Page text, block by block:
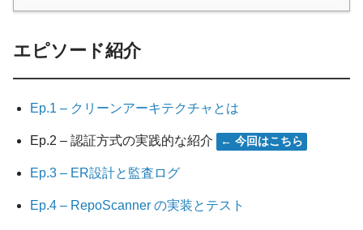
エピソード紹介
Ep.1 – クリーンアーキテクチャとは
Ep.2 – 認証方式の実践的な紹介 ← 今回はこちら
Ep.3 – ER設計と監査ログ
Ep.4 – RepoScanner の実装とテスト